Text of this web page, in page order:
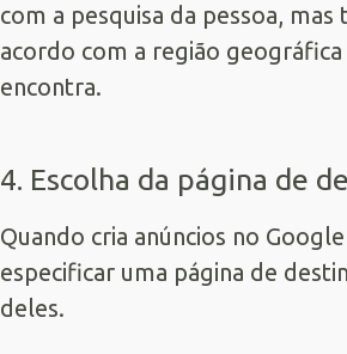
com a pesquisa da pessoa,
acordo com a região geográfica
encontra.
4. Escolha da página de
Quando cria anúncios no
especificar uma página de
deles.